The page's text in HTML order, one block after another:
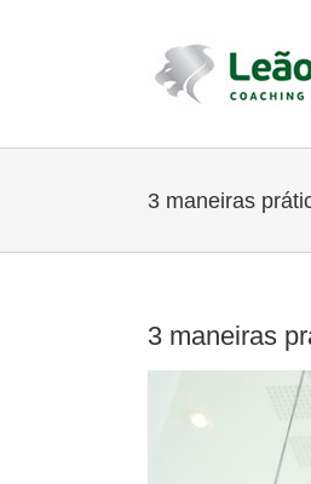
3 maneiras
3 maneiras
Larger